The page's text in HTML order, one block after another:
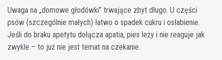
Uwaga na „domowe głodówki” trwające zbyt długo. U części
psów (szczególnie małych) łatwo o spadek cukru i osłabienie.
Jeśli do braku apetytu dołącza apatia, pies leży i nie reaguje jak
zwykle – to już nie jest temat na czekanie.